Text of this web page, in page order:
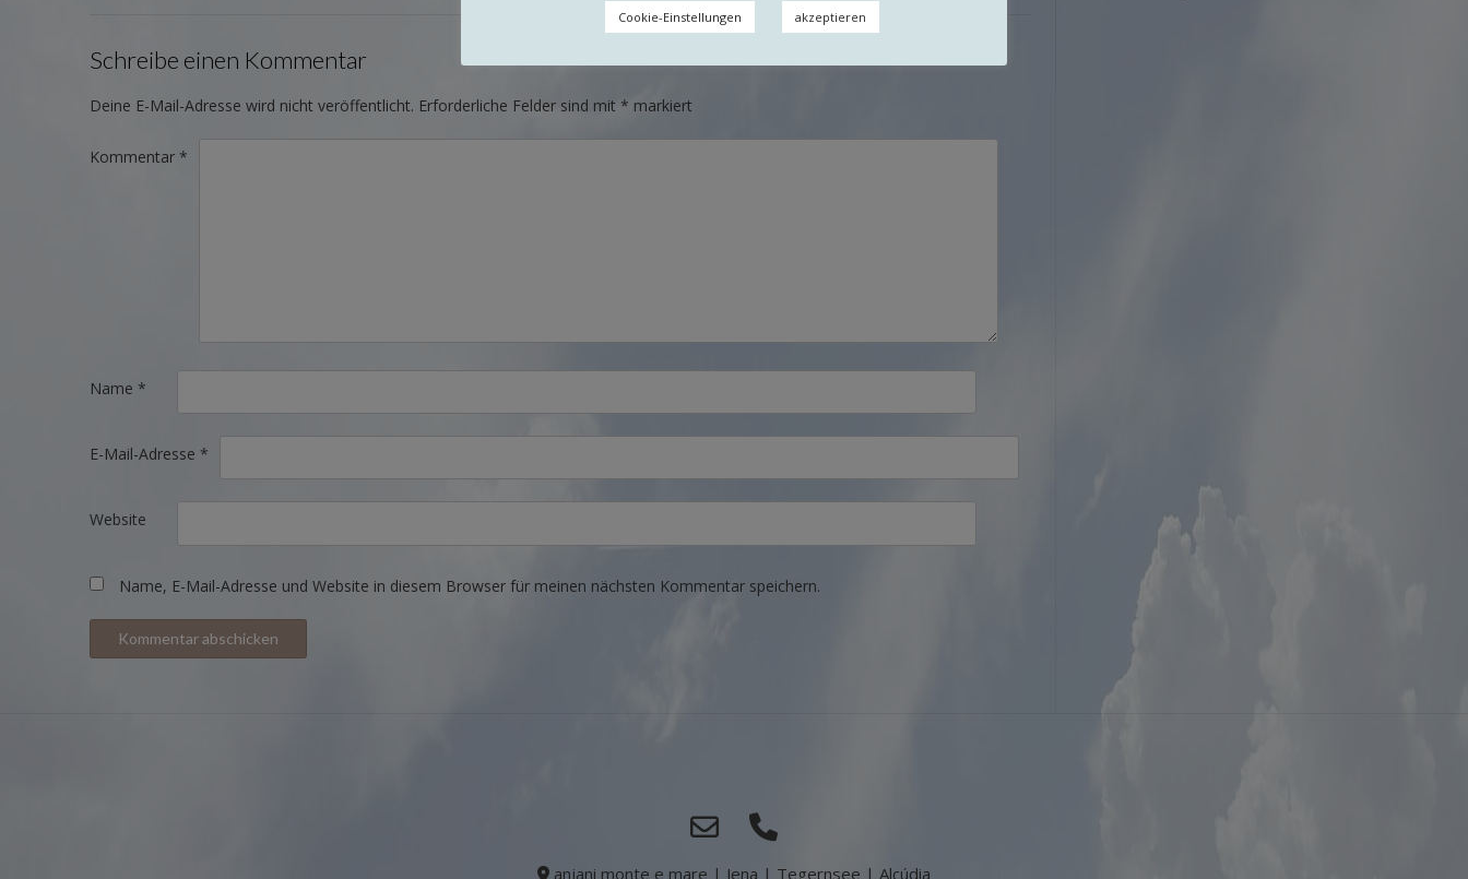
Schreibe einen Kommentar
Deine E-Mail-Adresse wird nicht veröffentlicht. Erforderliche Felder sind mit * markiert
Kommentar *
Name *
E-Mail-Adresse *
Website
Name, E-Mail-Adresse und Website in diesem Browser für meinen nächsten Kommentar speichern.
anjani monte e mare | Jena | Tegernsee | Alcúdia
Cookie-Einstellungen akzeptieren